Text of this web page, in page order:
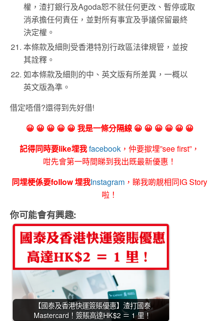
權，渣打銀行及Agoda恕不就任何更改、暫停或取
消承擔任何責任，並對所有事宜及爭議保留最終
決定權。
本條款及細則受香港特別行政區法律規管，並按
其詮釋。
如本條款及細則的中、英文版有所差異，一概以
英文版為準。
借定唔借?還得到先好借!
😀 😀 😀 😀 😀 我是一條分隔線 😀 😀 😀 😀 😀 😀
記得同時要like埋我facebook ，仲要撳埋”see first”，
咁先會第一時間睇到我出既最新優惠！
同埋梗係要follow 埋我Instagram ，睇我啲靚相同IG Story
啦！
你可能會有興趣:
【國泰及香港快運簽賬優惠】渣打國泰
Mastercard！簽賬高達HK$2 ＝ 1 里！